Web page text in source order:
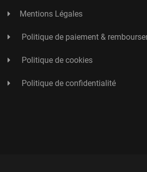
Mentions Légales
Politique de paiement &
Politique de cookies
Politique de confidentialité